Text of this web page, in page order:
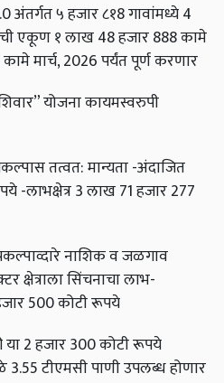
अंतर्गत ५ हजार ८१8 गावांमध्ये 4
एकूण १ लाख 48 हजार 888 कामे
मार्च, 2026 पर्यंत पूर्ण करणार
योजना कायमस्वरुपी
तत्वत: मान्यता -अंदाजित
-लाभक्षेत्र 3 लाख 71 हजार 277
नाशिक व जळगाव
क्षेत्राला सिंचनाचा लाभ-
500 कोटी रूपये
2 हजार 300 कोटी रूपये
3.55 टीएमसी पाणी उपलब्ध होणार